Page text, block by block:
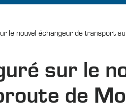
le nouvel échangeur de transport
sur le
de